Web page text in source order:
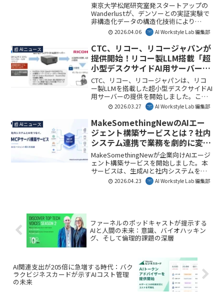
東京大学松尾研究室発スタートアップの
Wanderlustが、デンソーとの実証実験で
非構造化データの構造化技術により
RAG（検索拡張生成）の回答精度を大幅
に改善したことを発表しました。この技
術は、企業内のナレッジ活用におけるAI
検索の品質向上に大きく貢献し、DX推進
を加速させる可能性を秘めています。AI
Workstyle Lab編集部としては、実務にお
けるAI活用の大きな一歩と捉えられま
す。
2026.04.06 AI Workstyle Lab 編集部
📰 AIニュース
CTC、リコー、リコージャパンが
提供開始！リコー製LLM搭載「超
小型デスクサイドAI用サーバー」
のメリットを徹底解説
CTC、リコー、リコージャパンは、リコ
ー製LLMを搭載した超小型デスクサイドAI
用サーバーの提供を開始しました。これ
により、オンプレミス環境でセキュアか
つ手軽に生成AIを利用でき、業務や担当
者単位でのAI活用が加速します。機密情
報を扱う企業にとって、このソリューシ
ョンは大きな意味を持つでしょう。
2026.03.27 AI Workstyle Lab 編集部
📰 AIニュース
MakeSomethingNewのAIエー
ジェント構築サービスとは？社内
システム連携で業務を劇的に変え
る方法
MakeSomethingNewが企業向けAIエージ
ェント構築サービスを開始しました。本
サービスは、生成AIと社内システムを連
携させ、業務の効率化と自動化を支援し
ます。AI Workstyle Lab編集部としては、
2026.04.23 AI Workstyle Lab 編集部
ファーネルのポッドキャストが提示する
AIと人間の未来：意識、バイオハッキン
グ、そして倫理的課題の深層
AI関連支出が205倍に急増する時代：バク
ラクビジネスカードが示すAIコスト管理
の未来